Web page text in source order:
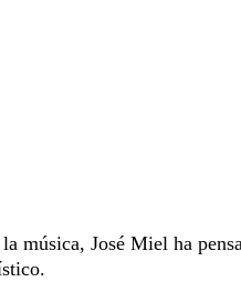
música, José Miel ha